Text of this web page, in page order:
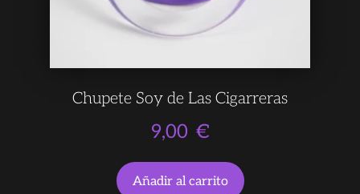
Chupete Soy de Las Cigarreras
9,00 €
Añadir al carrito